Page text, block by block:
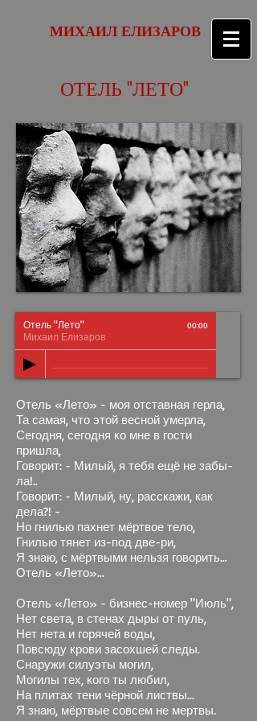
МИХАИЛ ЕЛИЗАРОВ
ОТЕЛЬ "ЛЕТО"
Отель "Лето"
Михаил Елизаров
00:00
Отель «Лето» - моя отставная герла,
Та самая, что этой весной умерла,
Сегодня, сегодня ко мне в гости
пришла,
Говорит: - Милый, я тебя ещё не забы-
ла!..
Говорит: - Милый, ну, расскажи, как
дела?! -
Но гнилью пахнет мёртвое тело,
Гнилью тянет из-под две-ри,
Я знаю, с мёртвыми нельзя говорить…
Отель «Лето»...
Отель «Лето» - бизнес-номер "Июль",
Нет света, в стенах дыры от пуль,
Нет нета и горячей воды,
Повсюду крови засохшей следы.
Снаружи силуэты могил,
Могилы тех, кого ты любил,
На плитах тени чёрной листвы...
Я знаю, мёртвые совсем не мертвы.